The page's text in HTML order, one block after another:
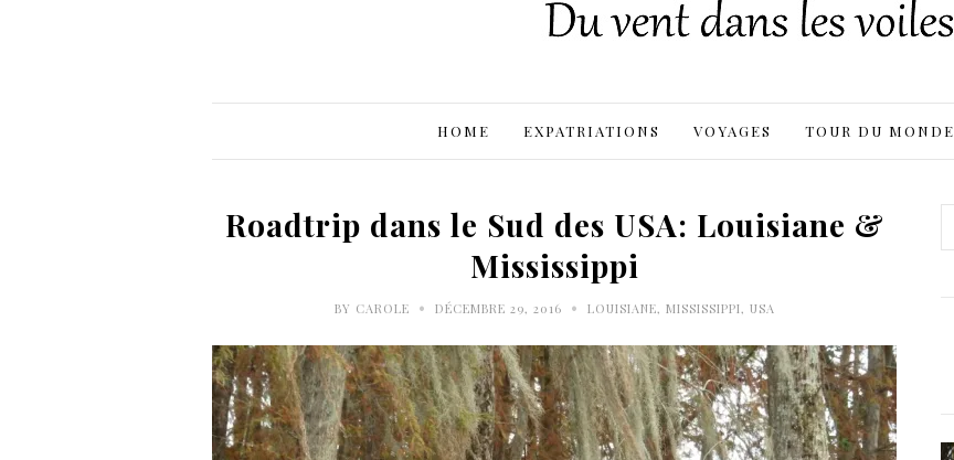
HOME EXPATRIATIONS VOYAGES TOUR DU MONDE
Roadtrip dans le Sud des USA: Louisiane &
Mississippi
BY CAROLE • DÉCEMBRE 29, 2016 • LOUISIANE, MISSISSIPPI, USA